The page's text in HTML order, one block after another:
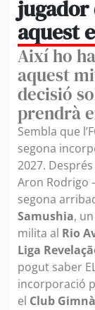
jugador
aquest
Així ho
aquest
decisió
prendrà
Sembla que
segona
2027.
Aron Rodrigo
segona
Samushia,
milita al Rio
Liga
pogut saber
incorporació
el Club